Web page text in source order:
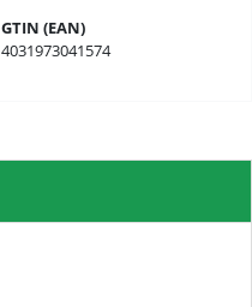
GTIN (EAN)
4031973041574